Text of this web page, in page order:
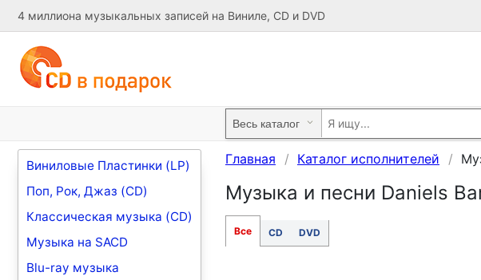
4 миллиона музыкальных записей на Виниле, CD и DVD
Виниловые Пластинки (LP)
Поп, Рок, Джаз (CD)
Классическая музыка (CD)
Музыка на SACD
Blu-ray музыка
Главная Каталог исполнителей
Музыка и песни Daniels
Все CD DVD